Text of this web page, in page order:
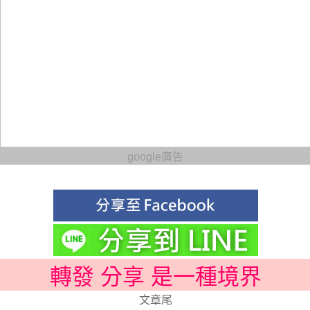
google廣告
轉發 分享 是一種境界
文章尾